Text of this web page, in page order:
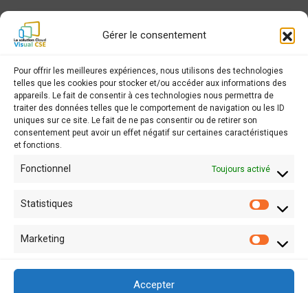
Gérer le consentement
Pour offrir les meilleures expériences, nous utilisons des technologies
telles que les cookies pour stocker et/ou accéder aux informations des
appareils. Le fait de consentir à ces technologies nous permettra de
traiter des données telles que le comportement de navigation ou les ID
uniques sur ce site. Le fait de ne pas consentir ou de retirer son
consentement peut avoir un effet négatif sur certaines caractéristiques
et fonctions.
Fonctionnel Toujours activé
Statistiques
Marketing
Accepter
PREVIOUS READING
Comment personnaliser les formulaires
Comment afficher de nouvelles colonnes